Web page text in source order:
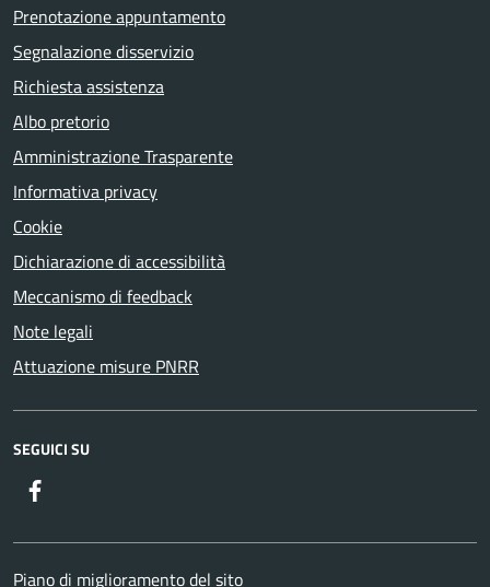
Prenotazione appuntamento
Segnalazione disservizio
Richiesta assistenza
Albo pretorio
Amministrazione Trasparente
Informativa privacy
Cookie
Dichiarazione di accessibilità
Meccanismo di feedback
Note legali
Attuazione misure PNRR
SEGUICI SU
Piano di miglioramento del sito